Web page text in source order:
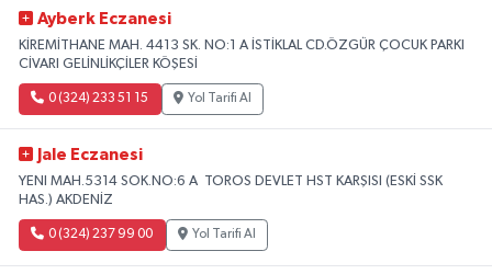
Ayberk Eczanesi
KİREMİTHANE MAH. 4413 SK. NO:1 A İSTİKLAL CD.ÖZGÜR ÇOCUK PARKI
CİVARI GELİNLİKÇİLER KÖŞESİ
0 (324) 233 51 15 Yol Tarifi Al
Jale Eczanesi
YENI MAH.5314 SOK.NO:6 A TOROS DEVLET HST KARŞISI (ESKİ SSK
HAS.) AKDENİZ
0 (324) 237 99 00 Yol Tarifi Al